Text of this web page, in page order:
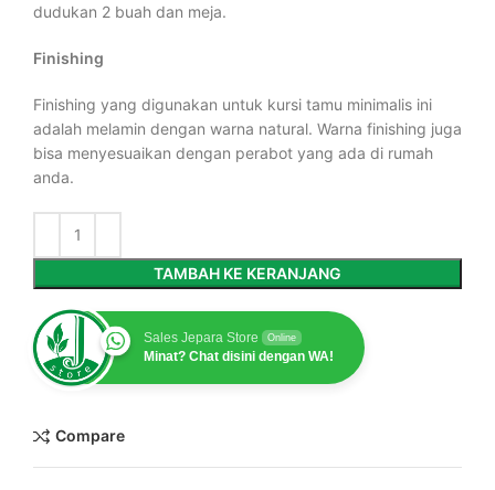
dudukan 2 buah dan meja.
Finishing
Finishing yang digunakan untuk kursi tamu minimalis ini
adalah melamin dengan warna natural. Warna finishing juga
bisa menyesuaikan dengan perabot yang ada di rumah
anda.
TAMBAH KE KERANJANG
Sales Jepara Store Online
Minat? Chat disini dengan WA!
Compare